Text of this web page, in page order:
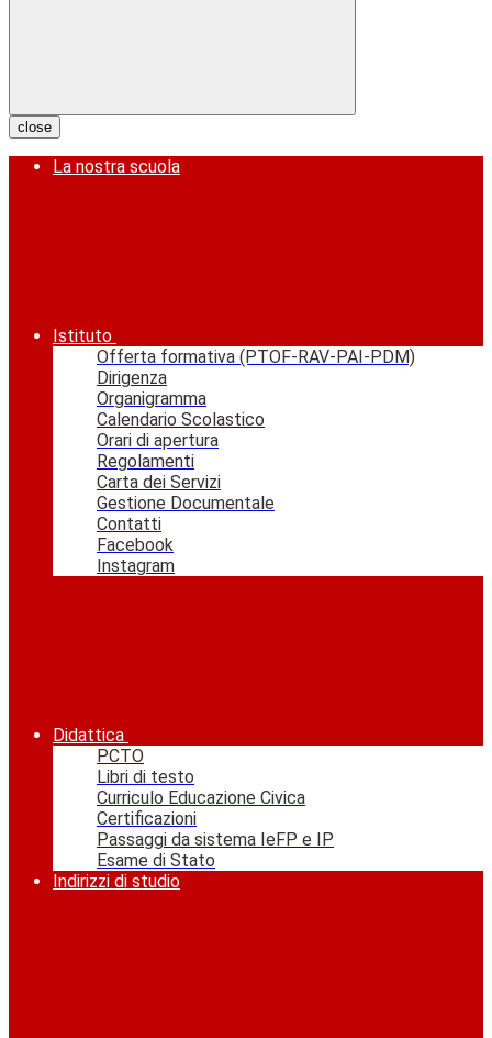
close
La nostra scuola
Istituto
Offerta formativa (PTOF-RAV-PAI-PDM)
Dirigenza
Organigramma
Calendario Scolastico
Orari di apertura
Regolamenti
Carta dei Servizi
Gestione Documentale
Contatti
Facebook
Instagram
Didattica
PCTO
Libri di testo
Curriculo Educazione Civica
Certificazioni
Passaggi da sistema IeFP e IP
Esame di Stato
Indirizzi di studio